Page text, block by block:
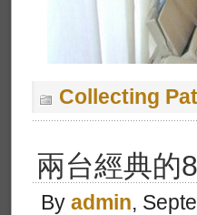
Collecting
兩台經典的
By admin,